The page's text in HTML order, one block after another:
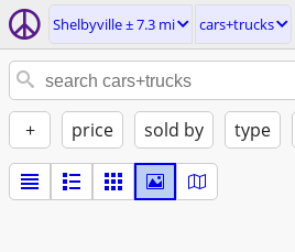
Shelbyville ± 7.3 mi cars+trucks
+ price sold by type